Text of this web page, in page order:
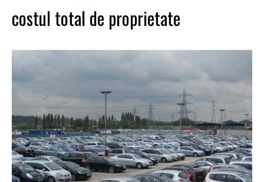
costul total de proprietate